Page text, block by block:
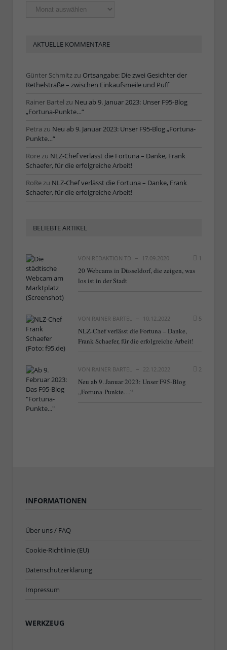
Ältere
Artikel
AKTUELLE KOMMENTARE
Günter Schmitzzu Ortsangabe: Die zwei Gesichter der
Rethelstraße – zwischen Einkaufsmeile und Puff
Rainer Bartel zu Neu ab 9. Januar 2023: Unser F95-Blog
„Fortuna-Punkte…“
Petra zu Neu ab 9. Januar 2023: Unser F95-Blog „Fortuna-
Punkte…“
Rorezu NLZ-Chef verlässt die Fortuna – Danke, Frank
Schaefer, für die erfolgreiche Arbeit!
RoRezu NLZ-Chef verlässt die Fortuna – Danke, Frank
Schaefer, für die erfolgreiche Arbeit!
BELIEBTE ARTIKEL
VON REDAKTION TD 17.09.2020 1
20 Webcams in Düsseldorf, die zeigen, was
los ist in der Stadt
VON RAINER BARTEL 10.12.2022 5
NLZ-Chef verlässt die Fortuna – Danke,
Frank Schaefer, für die erfolgreiche Arbeit!
VON RAINER BARTEL 22.12.2022 2
Neu ab 9. Januar 2023: Unser F95-Blog
„Fortuna-Punkte…“
INFORMATIONEN
Über uns / FAQ
Cookie-Richtlinie (EU)
Datenschutzerklärung
Impressum
WERKZEUG